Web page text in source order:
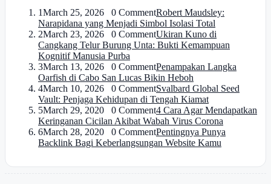
1March 25, 2026 0 CommentRobert Maudsley:
Narapidana yang Menjadi Simbol Isolasi Total
2March 23, 2026 0 CommentUkiran Kuno di
Cangkang Telur Burung Unta: Bukti Kemampuan
Kognitif Manusia Purba
3March 13, 2026 0 CommentPenampakan Langka
Oarfish di Cabo San Lucas Bikin Heboh
4March 10, 2026 0 CommentSvalbard Global Seed
Vault: Penjaga Kehidupan di Tengah Kiamat
5March 29, 2020 0 Comment4 Cara Agar Mendapatkan
Keringanan Cicilan Akibat Wabah Virus Corona
6March 28, 2020 0 CommentPentingnya Punya
Backlink Bagi Keberlangsungan Website Kamu